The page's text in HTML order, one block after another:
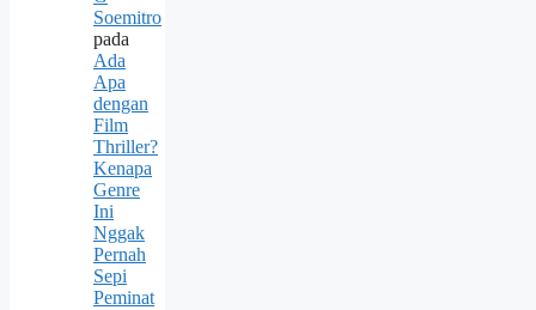
Soemitro
pada
Ada
Apa
dengan
Film
Thriller?
Kenapa
Genre
Ini
Nggak
Pernah
Sepi
Peminat